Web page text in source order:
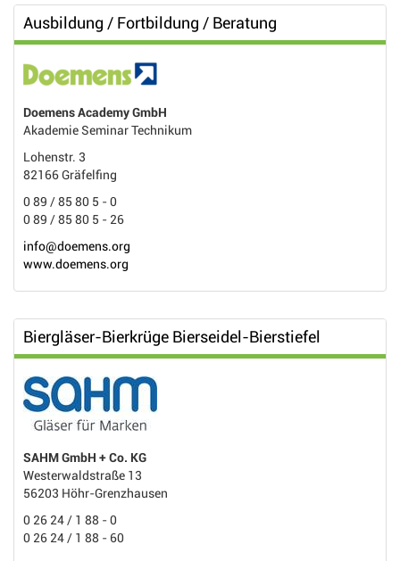
Ausbildung / Fortbildung / Beratung
Doemens Academy GmbH
Akademie Seminar Technikum
Lohenstr. 3
82166 Gräfelfing
0 89 / 85 80 5 - 0
0 89 / 85 80 5 - 26
info@doemens.org
www.doemens.org
Biergläser-Bierkrüge Bierseidel-Bierstiefel
SAHM GmbH + Co. KG
Westerwaldstraße 13
56203 Höhr-Grenzhausen
0 26 24 / 1 88 - 0
0 26 24 / 1 88 - 60